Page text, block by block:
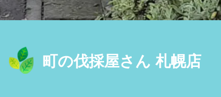
町の伐採屋さん 札幌店